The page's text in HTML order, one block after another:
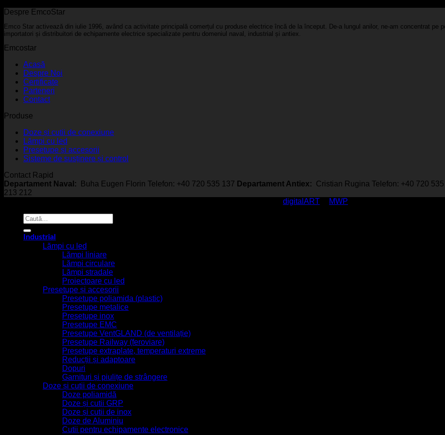
Despre EmcoStar
Emco Star activează din iulie 1996, având ca activitate principală comerțul cu produse electrice încă de la început. De-a lungul anilor, ne-am concentrat
importatori și distribuitori de echipamente electrice specializate pentru domeniul naval, industrial și antiex.
Emcostar
Acasă
Despre Noi
Certificate
Parteneri
Contact
Produse
Doze și cutii de conexiune
Lămpi cu led
Presetupe și accesorii
Sisteme de susținere și control
Contact Rapid
Departament Naval:
Buha Eugen Florin Telefon: +40 720 535 137 Departament Antiex: Cristian Rugina Telefon: +40 720
213 212
digitalART
MWP
Caută
după:
Industrial
Lămpi cu led
Lămpi liniare
Lămpi circulare
Lămpi stradale
Proiectoare cu led
Presetupe și accesorii
Presetupe poliamida (plastic)
Presetupe metalice
Presetupe inox
Presetupe EMC
Presetupe VentGLAND (de ventilație)
Presetupe Railway (feroviare)
Presetupe extraplate, temperaturi extreme
Reducții și adaptoare
Dopuri
Garnituri și piulițe de strângere
Doze și cutii de conexiune
Doze poliamidă
Doze și cutii GRP
Doze și cutii de inox
Doze de Aluminiu
Cutii pentru echipamente electronice